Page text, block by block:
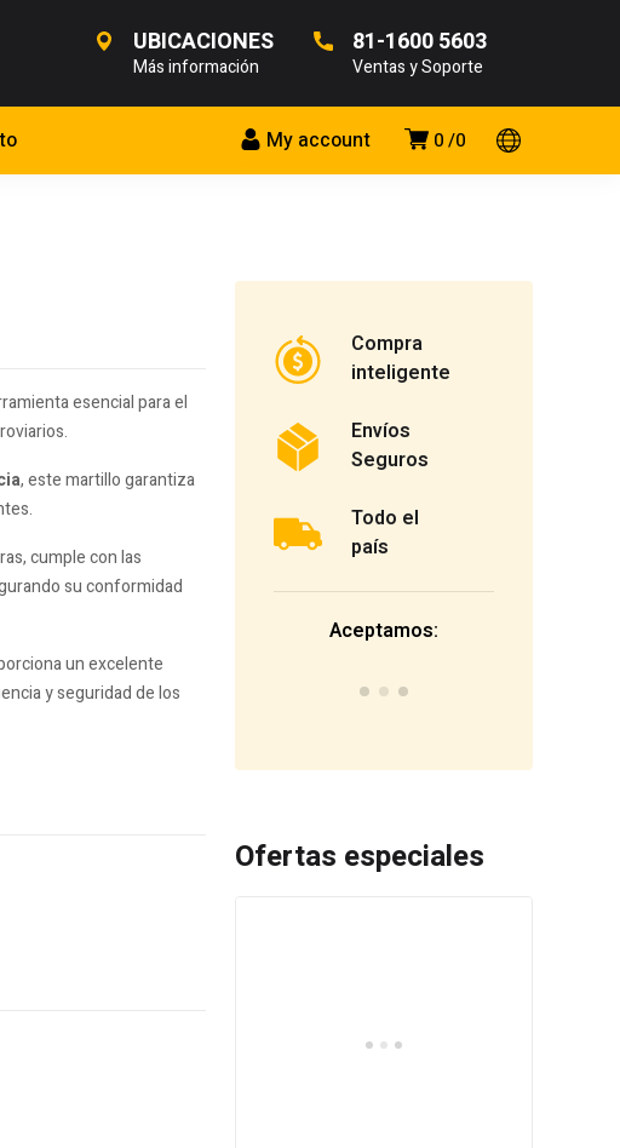
UBICACIONES
Más información
81-1600 5603
Ventas y Soporte
0 0
My account
esencial para el
, este martillo garantiza
cumple con las
su conformidad
un excelente
y seguridad de los
Compra
inteligente
Envíos
Seguros
Todo el
país
Aceptamos:
Ofertas especiales